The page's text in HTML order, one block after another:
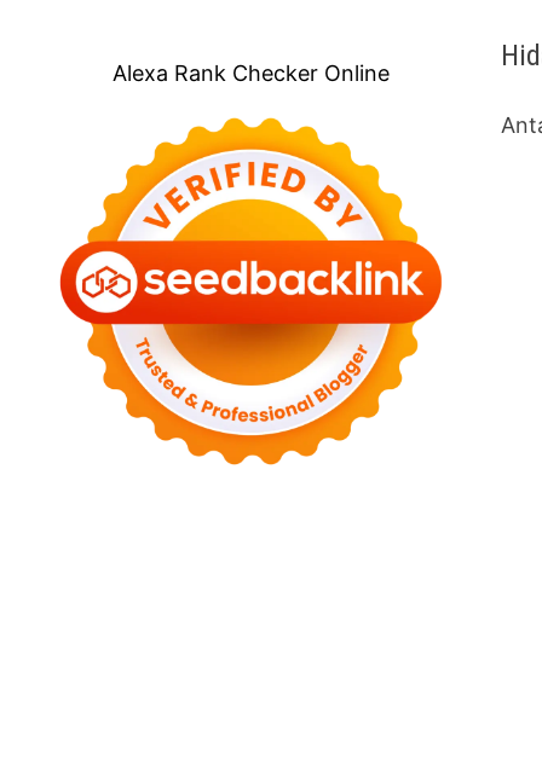
Alexa Rank Checker Online